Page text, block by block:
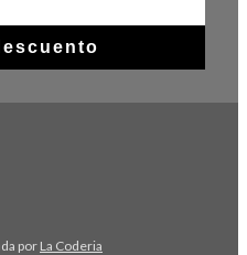
por La Coderia